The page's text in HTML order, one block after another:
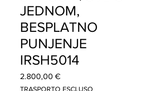
JEDNOM,
BESPLATNO
PUNJENJE
IRSH5014
2.800,00 €Cijena
TRASPORTO ESCLUSO